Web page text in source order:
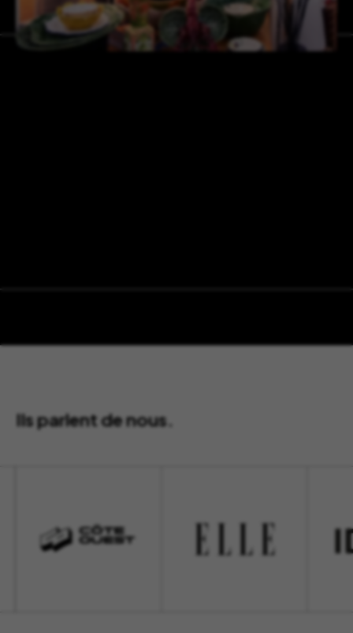
Ils parlent de nous.